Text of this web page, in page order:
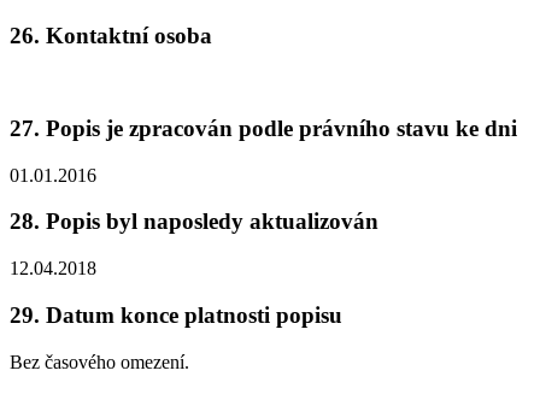
26. Kontaktní osoba
27. Popis je zpracován podle právního stavu ke dni
01.01.2016
28. Popis byl naposledy aktualizován
12.04.2018
29. Datum konce platnosti popisu
Bez časového omezení.